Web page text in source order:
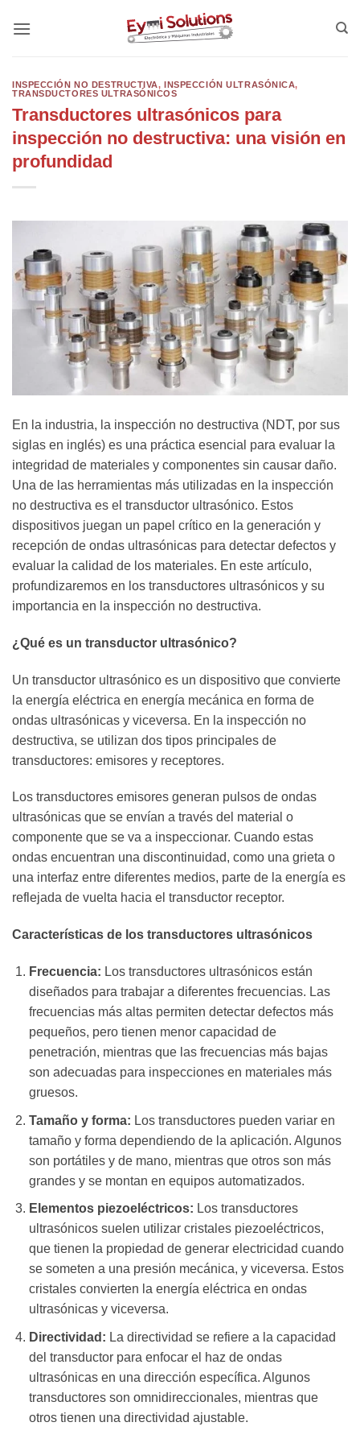
INSPECCIÓN NO DESTRUCTIVA,INSPECCIÓN ULTRASÓNICA,
TRANSDUCTORES ULTRASÓNICOS
Transductores ultrasónicos para
inspección no destructiva: una visión en
profundidad
En la industria, la inspección no destructiva (NDT, por sus
siglas en inglés) es una práctica esencial para evaluar la
integridad de materiales y componentes sin causar daño.
Una de las herramientas más utilizadas en la inspección
no destructiva es el transductor ultrasónico. Estos
dispositivos juegan un papel crítico en la generación y
recepción de ondas ultrasónicas para detectar defectos y
evaluar la calidad de los materiales. En este artículo,
profundizaremos en los transductores ultrasónicos y su
importancia en la inspección no destructiva.
¿Qué es un transductor ultrasónico?
Un transductor ultrasónico es un dispositivo que convierte
la energía eléctrica en energía mecánica en forma de
ondas ultrasónicas y viceversa. En la inspección no
destructiva, se utilizan dos tipos principales de
transductores: emisores y receptores.
Los transductores emisores generan pulsos de ondas
ultrasónicas que se envían a través del material o
componente que se va a inspeccionar. Cuando estas
ondas encuentran una discontinuidad, como una grieta o
una interfaz entre diferentes medios, parte de la energía es
reflejada de vuelta hacia el transductor receptor.
Características de los transductores ultrasónicos
Frecuencia: Los transductores ultrasónicos están
diseñados para trabajar a diferentes frecuencias. Las
frecuencias más altas permiten detectar defectos más
pequeños, pero tienen menor capacidad de
penetración, mientras que las frecuencias más bajas
son adecuadas para inspecciones en materiales más
gruesos.
Tamaño y forma: Los transductores pueden variar en
tamaño y forma dependiendo de la aplicación. Algunos
son portátiles y de mano, mientras que otros son más
grandes y se montan en equipos automatizados.
Elementos piezoeléctricos: Los transductores
ultrasónicos suelen utilizar cristales piezoeléctricos,
que tienen la propiedad de generar electricidad cuando
se someten a una presión mecánica, y viceversa. Estos
cristales convierten la energía eléctrica en ondas
ultrasónicas y viceversa.
Directividad: La directividad se refiere a la capacidad
del transductor para enfocar el haz de ondas
ultrasónicas en una dirección específica. Algunos
transductores son omnidireccionales, mientras que
otros tienen una directividad ajustable.